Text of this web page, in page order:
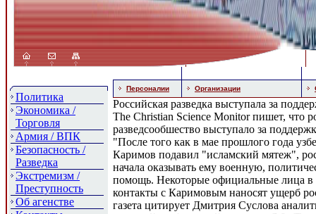
Политика
Экономика /
Торговля
Армия / ВПК
Безопасность /
Разведка
Экстремизм /
Преступность
Об агенстве
Персоналии Организации
Российская разведка выступала за
The Christian Science Monitor пишет, что
разведсообшество выступало за
"После того как в мае прошлого года
Каримов подавил "исламский мятеж",
начала оказывать ему военную,
помощь. Некоторые официальные лица в
контакты с Каримовым наносят ущерб
газета цитирует Дмитрия Суслова